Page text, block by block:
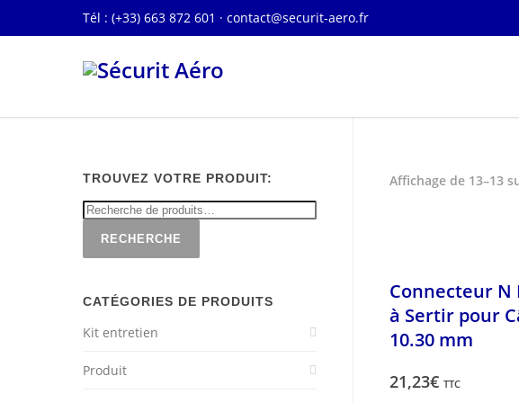
Tél : (+33) 663 872 601 · contact@securit-aero.fr
Affichage de 13–13
Connecteur
à Sertir pour
10.30 mm
21,23€ TTC
TROUVEZ VOTRE PRODUIT:
RECHERCHE
CATÉGORIES DE PRODUITS
Kit entretien
Produit